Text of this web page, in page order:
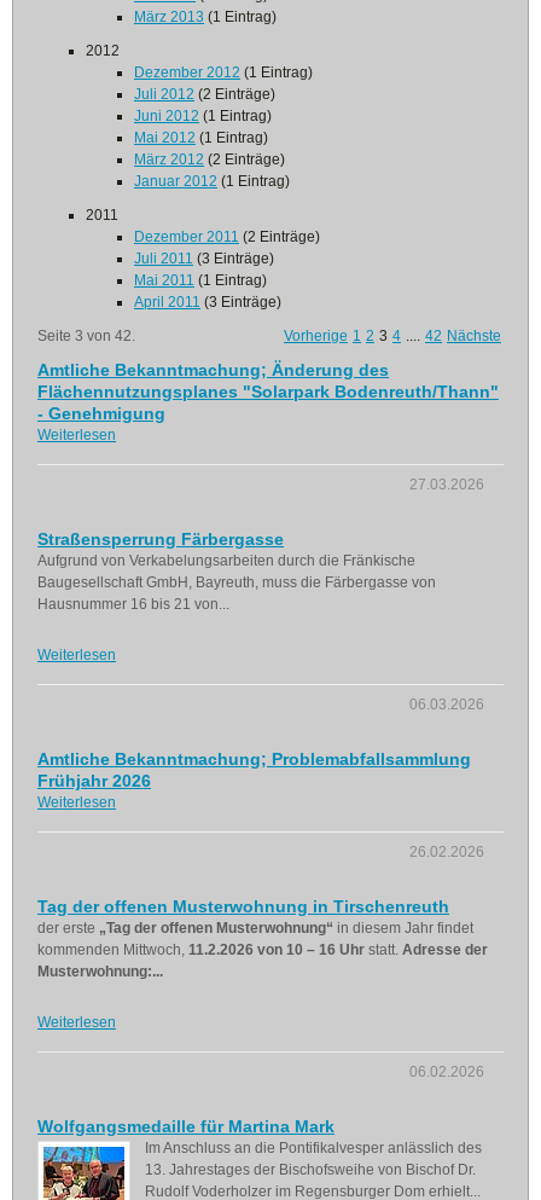
März 2013 (1 Eintrag)
2012
Dezember 2012 (1 Eintrag)
Juli 2012 (2 Einträge)
Juni 2012 (1 Eintrag)
Mai 2012 (1 Eintrag)
März 2012 (2 Einträge)
Januar 2012 (1 Eintrag)
2011
Dezember 2011 (2 Einträge)
Juli 2011 (3 Einträge)
Mai 2011 (1 Eintrag)
April 2011 (3 Einträge)
Seite 3 von 42.
Vorherige 1 2 3 4 .... 42 Nächste
Amtliche Bekanntmachung; Änderung des
Flächennutzungsplanes "Solarpark Bodenreuth/Thann"
- Genehmigung
Weiterlesen
27.03.2026
Straßensperrung Färbergasse
Aufgrund von Verkabelungsarbeiten durch die Fränkische
Baugesellschaft GmbH, Bayreuth, muss die Färbergasse von
Hausnummer 16 bis 21 von...
Weiterlesen
06.03.2026
Amtliche Bekanntmachung; Problemabfallsammlung
Frühjahr 2026
Weiterlesen
26.02.2026
Tag der offenen Musterwohnung in Tirschenreuth
der erste „Tag der offenen Musterwohnung“ in diesem Jahr findet
kommenden Mittwoch, 11.2.2026 von 10 – 16 Uhr statt. Adresse der
Musterwohnung:...
Weiterlesen
06.02.2026
Wolfgangsmedaille für Martina Mark
Im Anschluss an die Pontifikalvesper anlässlich des
13. Jahrestages der Bischofsweihe von Bischof Dr.
Rudolf Voderholzer im Regensburger Dom erhielt...